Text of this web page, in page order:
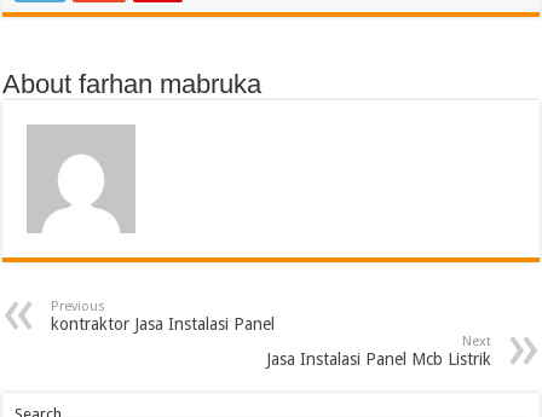
About farhan mabruka
Previous
kontraktor Jasa Instalasi Panel
Next
Jasa Instalasi Panel Mcb Listrik